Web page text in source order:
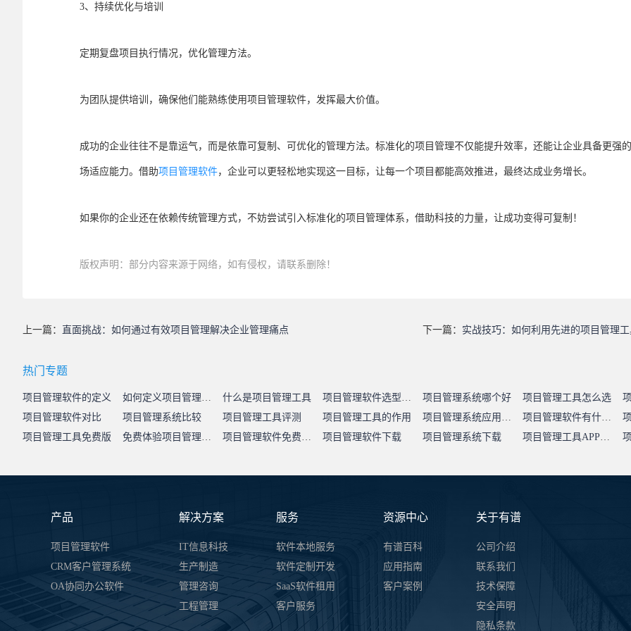
3、持续优化与培训
定期复盘项目执行情况，优化管理方法。
为团队提供培训，确保他们能熟练使用项目管理软件，发挥最大价值。
成功的企业往往不是靠运气，而是依靠可复制、可优化的管理方法。标准化的项目管理不仅能提升效率，还能让企业具备更强
场适应能力。借助项目管理软件，企业可以更轻松地实现这一目标，让每一个项目都能高效推进，最终达成业务增长。
如果你的企业还在依赖传统管理方式，不妨尝试引入标准化的项目管理体系，借助科技的力量，让成功变得可复制！
版权声明：部分内容来源于网络，如有侵权，请联系删除！
上一篇： 直面挑战：如何通过有效项目管理解决企业管理痛点 下一篇： 实战技巧：如何利用先进的项目管理
热门专题
项目管理软件的定义 如何定义项目管理系统 什么是项目管理工具 项目管理软件选型指南 项目管理系统哪个好 项目管理工具怎么选
项目管理软件对比
项目管理系统比较 项目管理工具评测 项目管理工具的作用 项目管理系统应用价值
项目管理软件有什么用
项目管理工具免费版
免费体验项目管理系统 项目管理软件免费试用 项目管理软件下载 项目管理系统下载 项目管理工具APP下载
产品
项目管理软件
CRM客户管理系统
OA协同办公软件
解决方案
IT信息科技
生产制造
管理咨询
工程管理
服务
软件本地服务
软件定制开发
SaaS软件租用
客户服务
资源中心
有谱百科
应用指南
客户案例
关于有谱
公司介绍
联系我们
技术保障
安全声明
隐私条款